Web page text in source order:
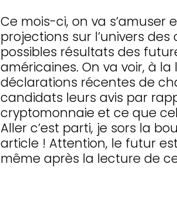
Ce mois-ci, on va s’amuser
projections sur l’univers des
possibles résultats des
américaines. On va voir, à la
déclarations récentes de
candidats leurs avis par
cryptomonnaie et ce que
Aller c’est parti, je sors la
article ! Attention, le futur
même après la lecture de